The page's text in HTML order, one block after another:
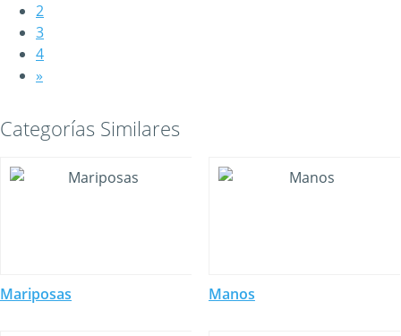
2
3
4
»
Categorías Similares
Mariposas Manos